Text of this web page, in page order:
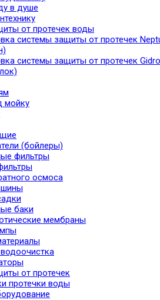
в душе
от протечек воды
системы защиты от протечек
системы защиты от протечек
мойку
(бойлеры)
фильтры
осмоса
баки
мембраны
от протечек
протечки воды